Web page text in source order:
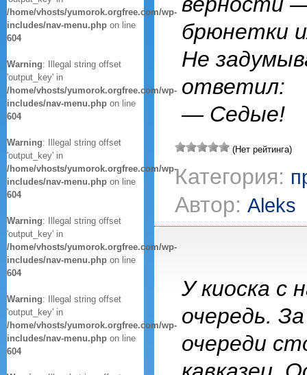
/home/vhosts/yumorok.orgfree.com/wp-
includes/nav-menu.php on line
604
Warning: Illegal string offset
'output_key' in
/home/vhosts/yumorok.orgfree.com/wp-
includes/nav-menu.php on line
604
Warning: Illegal string offset
'output_key' in
/home/vhosts/yumorok.orgfree.com/wp-
includes/nav-menu.php on line
604
Warning: Illegal string offset
'output_key' in
/home/vhosts/yumorok.orgfree.com/wp-
includes/nav-menu.php on line
604
Warning: Illegal string offset
'output_key' in
/home/vhosts/yumorok.orgfree.com/wp-
includes/nav-menu.php on line
604
брюнетки
Не
ответил:
— Седые!
(Нет рейтинга)
Категория:
Автор: Aleks
У киоска с
очередь.
очереди